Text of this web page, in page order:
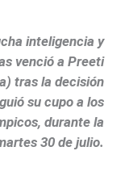
inteligencia y
venció a Preeti
tras la decisión
su cupo a los
durante la
30 de julio.